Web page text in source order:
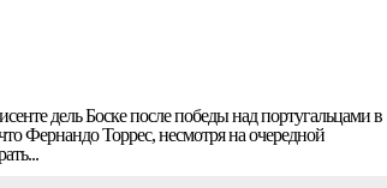
дель Боске после победы над португальцами в
Фернандо Торрес, несмотря на очередной